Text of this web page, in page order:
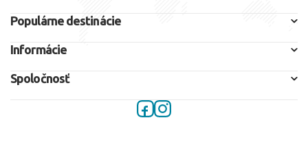
Populárne destinácie
Informácie
Spoločnosť